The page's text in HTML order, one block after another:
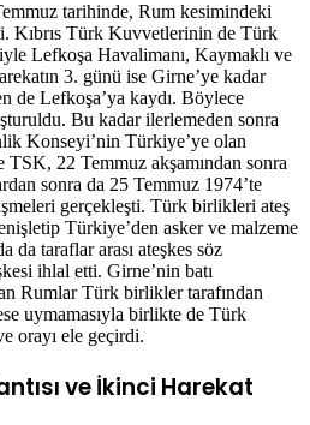
tarihinde, Rum kesimindeki
Kıbrıs Türk Kuvvetlerinin de Türk
Lefkoşa Havalimanı, Kaymaklı ve
3. günü ise Girne’ye kadar
de Lefkoşa’ya kaydı. Böylece
Bu kadar ilerlemeden sonra
Konseyi’nin Türkiye’ye olan
TSK, 22 Temmuz akşamından sonra
sonra da 25 Temmuz 1974’te
gerçekleşti. Türk birlikleri ateş
Türkiye’den asker ve malzeme
da taraflar arası ateşkes söz
ihlal etti. Girne’nin batı
Rumlar Türk birlikler tarafından
uymamasıyla birlikte de Türk
orayı ele geçirdi.
ve İkinci Harekat